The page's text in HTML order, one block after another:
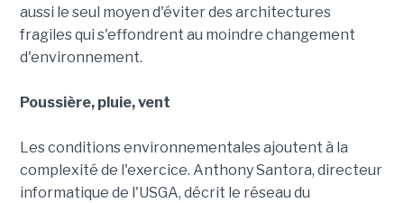
aussi le seul moyen d'éviter des architectures
fragiles qui s'effondrent au moindre changement
d'environnement.
Poussière, pluie, vent
Les conditions environnementales ajoutent à la
complexité de l'exercice. Anthony Santora, directeur
informatique de l'USGA, décrit le réseau du